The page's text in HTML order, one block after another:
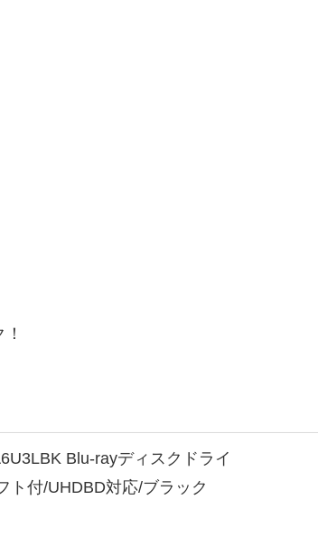
Blu-rayディスクドライ
ト付/UHDBD対応/ブラック